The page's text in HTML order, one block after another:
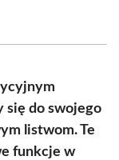
się do swojego
listwom. Te
funkcje w